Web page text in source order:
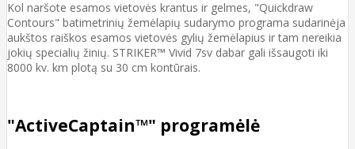
Kol naršote esamos vietovės krantus ir gelmes, "Quickdraw
Contours" batimetrinių žemėlapių sudarymo programa sudarinėja
aukštos raiškos esamos vietovės gylių žemėlapius ir tam nereikia
jokių specialių žinių. STRIKER™ Vivid 7sv dabar gali išsaugoti iki
8000 kv. km plotą su 30 cm kontūrais.
"ActiveCaptain™" programėlė